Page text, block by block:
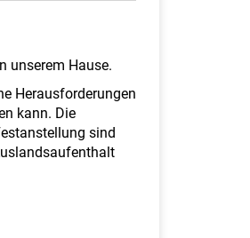
unserem Hause.
Herausforderungen
kann. Die
sind